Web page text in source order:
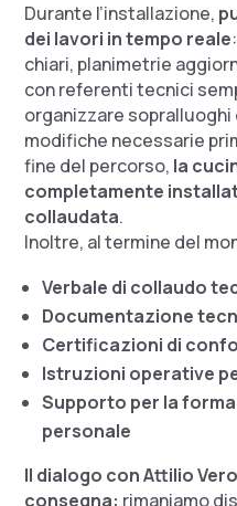
Durante l’installazione,
dei lavori in tempo reale
chiari, planimetrie
con referenti tecnici
organizzare
modifiche necessarie
fine del percorso, la
completamente
collaudata.
Inoltre, al termine del
Verbale di collaudo
Documentazione
Certificazioni di
Istruzioni operative
Supporto per la
personale
Il dialogo con Attilio
consegna: rimaniamo